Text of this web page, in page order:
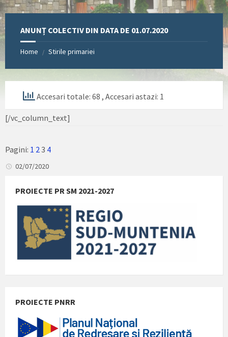
ANUNȚ COLECTIV DIN DATA DE 01.07.2020
Home / Stirile primariei
Accesari totale: 68 , Accesari astazi: 1
[/vc_column_text]
Pagini: 1 2 3 4
02/07/2020
PROIECTE PR SM 2021-2027
PROIECTE PNRR